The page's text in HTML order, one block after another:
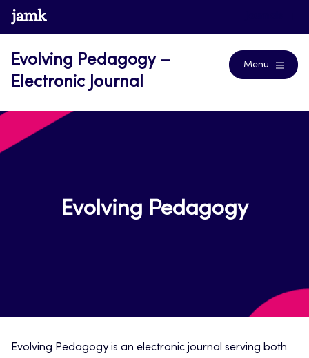
Skip
to
www.jamk.fi
Evolving Pedagogy –
Electronic Journal
Menu
Evolving Pedagogy
Evolving Pedagogy is an electronic journal serving both